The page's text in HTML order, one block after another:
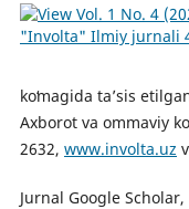
koʻmagida ta’sis
Axborot va ommaviy
2632, www.involta.uz
Jurnal Google